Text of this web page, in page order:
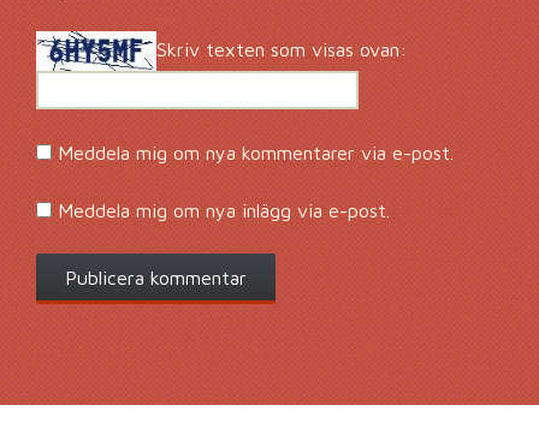
Skriv texten som visas ovan:
Meddela mig om nya kommentarer via e-post.
Meddela mig om nya inlägg via e-post.